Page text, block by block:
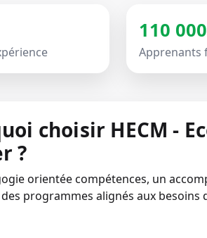
110
Apprenants
choisir HECM -
?
orientée compétences, un
programmes alignés aux besoins